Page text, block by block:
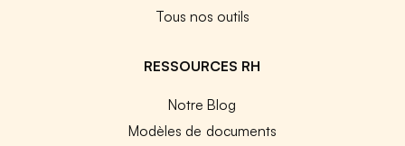
Tous nos outils
RESSOURCES RH
Notre Blog
Modèles de documents